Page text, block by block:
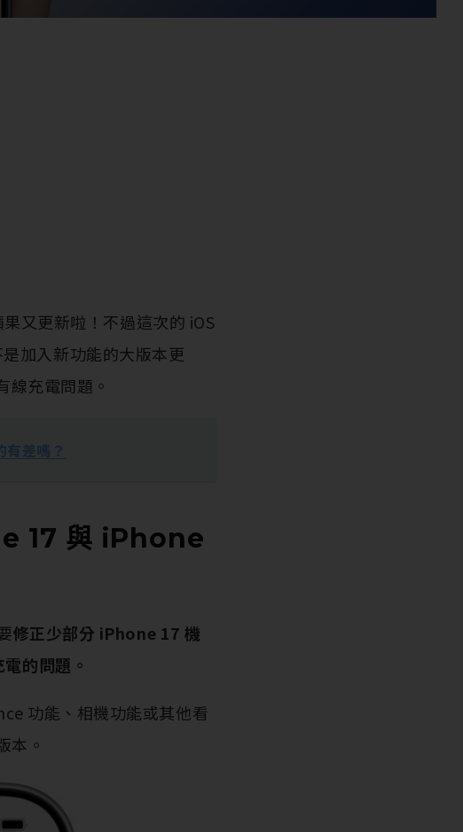
又更新啦！不過這次的 iOS
加入新功能的大版本更
充電問題。
差嗎？
17 與 iPhone
修正少部分 iPhone 17 機
的問題。
功能、相機功能或其他看
本。